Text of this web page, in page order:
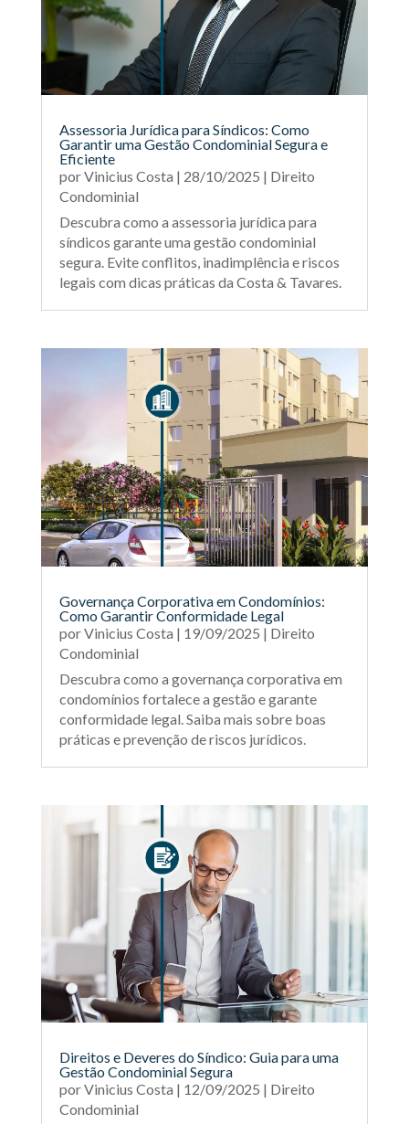
Assessoria Jurídica para Síndicos: Como
Garantir uma Gestão Condominial Segura e
Eficiente
porVinicius Costa | 28/10/2025 | Direito
Condominial
Descubra como a assessoria jurídica para
síndicos garante uma gestão condominial
segura. Evite conflitos, inadimplência e riscos
legais com dicas práticas da Costa & Tavares.
Governança Corporativa em Condomínios:
Como Garantir Conformidade Legal
porVinicius Costa | 19/09/2025 | Direito
Condominial
Descubra como a governança corporativa em
condomínios fortalece a gestão e garante
conformidade legal. Saiba mais sobre boas
práticas e prevenção de riscos jurídicos.
Direitos e Deveres do Síndico: Guia para uma
Gestão Condominial Segura
porVinicius Costa | 12/09/2025 | Direito
Condominial